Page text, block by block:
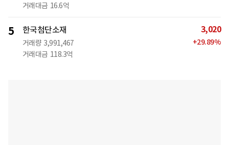
거래대금 16.6억
5 한국첨단소재
거래량 3,991,467
거래대금 118.3억
3,020
+29.89%